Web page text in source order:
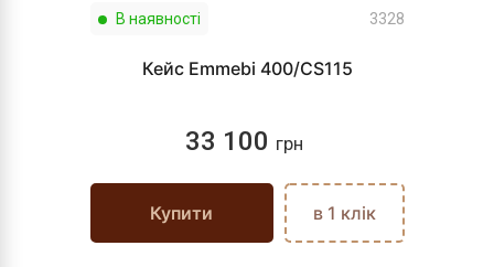
В наявності 3328
Кейс Emmebi 400/CS115
33 100 грн
Купити в 1 клік